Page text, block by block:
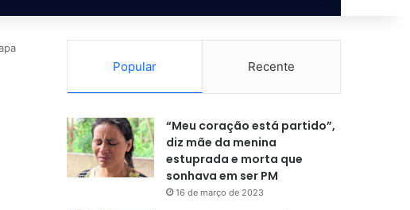
Popular Recente
“Meu coração está partido”,
diz mãe da menina
estuprada e morta que
sonhava em ser PM
16 de março de 2023